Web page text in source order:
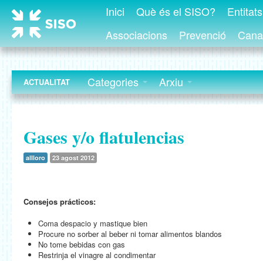
Inici Què és el SISO?
Associacions
Prevenció
ACTUALITAT Categories Arxiu
Gases y/o flatulencias
allloro 23 agost 2012
Consejos prácticos:
Coma despacio y mastique bien
Procure no sorber al beber ni tomar alimentos blandos
No tome bebidas con gas
Restrinja el vinagre al condimentar